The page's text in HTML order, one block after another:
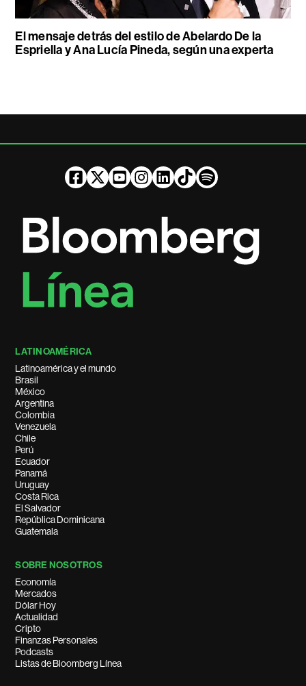
El mensaje detrás del estilo de Abelardo De la
Espriella y Ana Lucía Pineda, según una experta
LATINOAMÉRICA
Latinoamérica y el mundo
Brasil
México
Argentina
Colombia
Venezuela
Chile
Perú
Ecuador
Panamá
Uruguay
Costa Rica
El Salvador
República Dominicana
Guatemala
SOBRE NOSOTROS
Economía
Mercados
Dólar Hoy
Actualidad
Cripto
Finanzas Personales
Podcasts
Listas de Bloomberg Línea